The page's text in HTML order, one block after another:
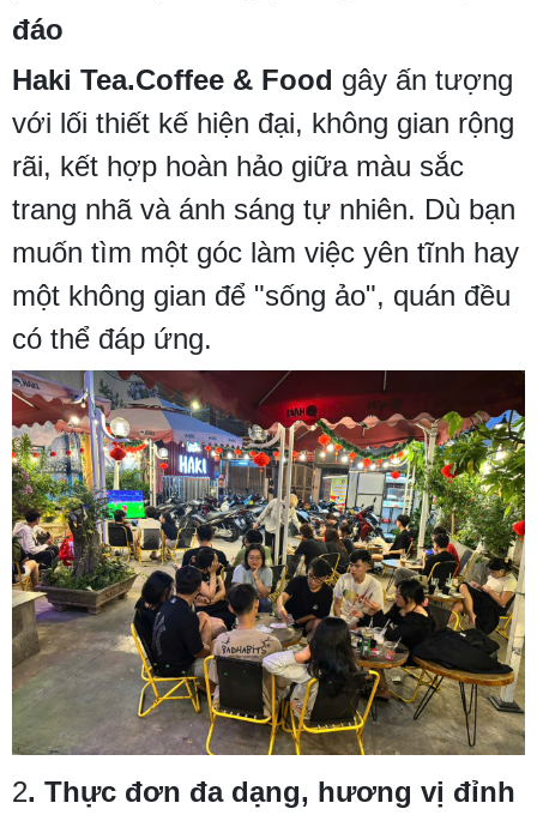
đáo
Haki Tea.Coffee & Food gây ấn tượng
với lối thiết kế hiện đại, không gian rộng
rãi, kết hợp hoàn hảo giữa màu sắc
trang nhã và ánh sáng tự nhiên. Dù bạn
muốn tìm một góc làm việc yên tĩnh hay
một không gian để "sống ảo", quán đều
có thể đáp ứng.
2. Thực đơn đa dạng, hương vị đỉnh